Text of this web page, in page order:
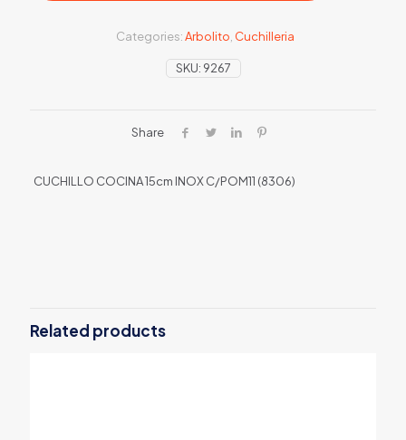
SKU: 9267
Categories:Arbolito Cuchilleria
Share
CUCHILLO COCINA 15cm INOX C/POM11 (8306)
Related products